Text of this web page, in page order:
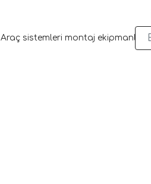
Araç sistemleri montaj ekipmanları